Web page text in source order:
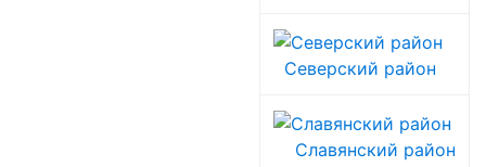
Северский район
Славянский район